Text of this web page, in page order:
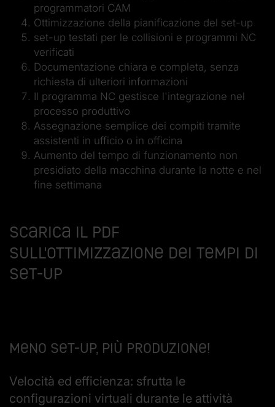
programmatori CAM
Ottimizzazione della pianificazione del set-up
set-up testati per le collisioni e programmi NC
verificati
Documentazione chiara e completa, senza
richiesta di ulteriori informazioni
Il programma NC gestisce l'integrazione nel
processo produttivo
Assegnazione semplice dei compiti tramite
assistenti in ufficio o in officina
Aumento del tempo di funzionamento non
presidiato della macchina durante la notte e nel
fine settimana
Scarica il PDF
sull'ottimizzazione dei tempi di
set-up
Meno set-up, più produzione!
Velocità ed efficienza: sfrutta le
configurazioni virtuali durante le attività